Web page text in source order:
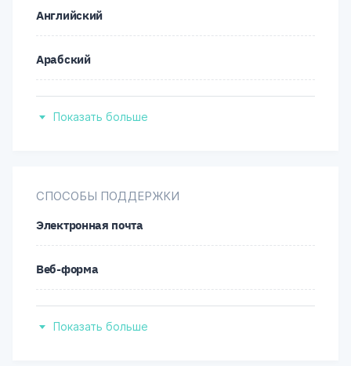
Итальянский
Японский
Урду
Китайский
Английский
Арабский
Немецкий
Греческий
Испанский
Французский
Показать больше
СПОСОБЫ ПОДДЕРЖКИ
Электронная почта
Веб-форма
Показать больше